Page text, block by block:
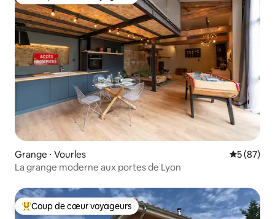
Grange ⋅ Vourles
5 (87)
La grange moderne aux portes de Lyon
Coups de cœur voyageurs les plus appréciés
Coup de cœur voyageurs